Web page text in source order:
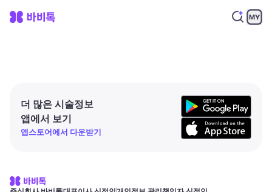
더 많은 시술정보
앱에서 보기
앱스토어에서 다운받기